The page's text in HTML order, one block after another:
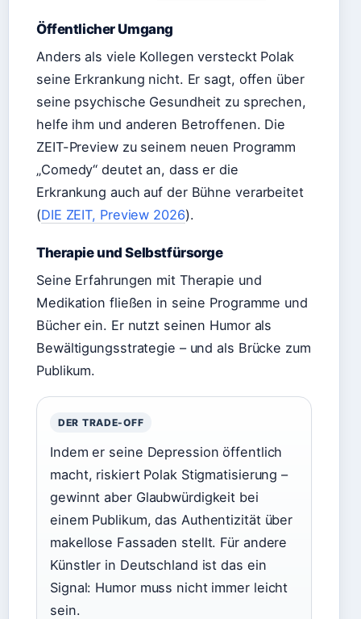
Öffentlicher Umgang
Anders als viele Kollegen versteckt Polak
seine Erkrankung nicht. Er sagt, offen über
seine psychische Gesundheit zu sprechen,
helfe ihm und anderen Betroffenen. Die
ZEIT-Preview zu seinem neuen Programm
„Comedy“ deutet an, dass er die
Erkrankung auch auf der Bühne verarbeitet
(DIE ZEIT, Preview 2026).
Therapie und Selbstfürsorge
Seine Erfahrungen mit Therapie und
Medikation fließen in seine Programme und
Bücher ein. Er nutzt seinen Humor als
Bewältigungsstrategie – und als Brücke zum
Publikum.
DER TRADE-OFF
Indem er seine Depression öffentlich
macht, riskiert Polak Stigmatisierung –
gewinnt aber Glaubwürdigkeit bei
einem Publikum, das Authentizität über
makellose Fassaden stellt. Für andere
Künstler in Deutschland ist das ein
Signal: Humor muss nicht immer leicht
sein.